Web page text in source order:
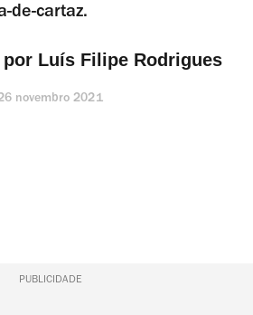
de-cartaz.
por Luís Filipe Rodrigues
novembro 2021
PUBLICIDADE